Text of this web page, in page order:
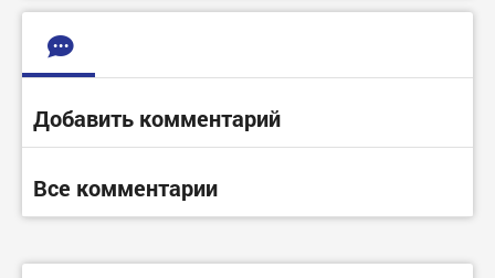
Добавить комментарий
Все комментарии